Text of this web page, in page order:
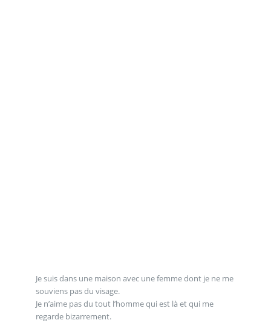
Je suis dans une maison avec une femme dont je ne me
souviens pas du visage.
Je n’aime pas du tout l’homme qui est là et qui me
regarde bizarrement.